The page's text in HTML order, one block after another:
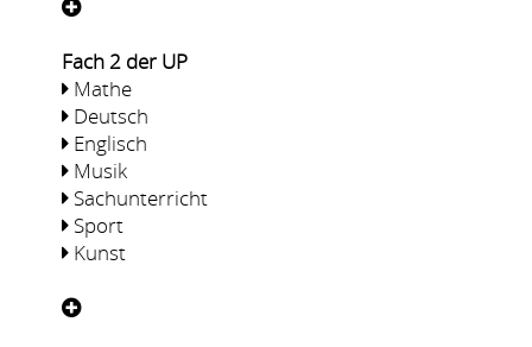
Fach 2 der UP
Mathe
Deutsch
Englisch
Musik
Sachunterricht
Sport
Kunst